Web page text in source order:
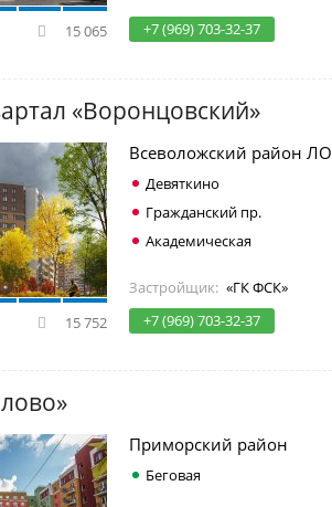
15 065 +7 (969) 703-32-37
«Воронцовский»
15 752
Всеволожский район ЛО
Девяткино
Гражданский пр.
Академическая
Застройщик: «ГК ФСК»
+7 (969) 703-32-37
Приморский район
Беговая